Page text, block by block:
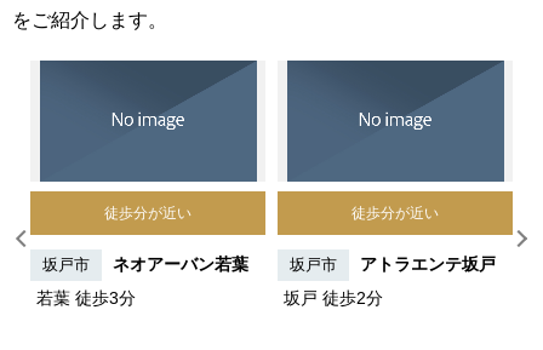
をご紹介します。
徒歩分が近い
坂戸市
ネオアーバン若葉
若葉 徒歩3分
徒歩分が近い
坂戸市
アトラエンテ坂戸
坂戸 徒歩2分